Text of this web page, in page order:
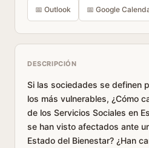
📅 Outlook 📅 Google
DESCRIPCIÓN
Si las sociedades se definen
los más vulnerables, ¿Cómo
de los Servicios Sociales en
se han visto afectados ante
Estado del Bienestar? ¿Han